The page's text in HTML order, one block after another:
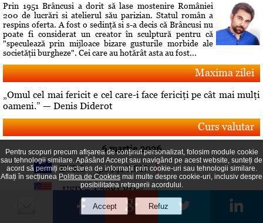
Prin 1951 Brâncusi a dorit să lase mostenire României
200 de lucrări si atelierul său parizian. Statul român a
respins oferta. A fost o sedinţă si s-a decis că Brâncusi nu
poate fi considerat un creator în sculptură pentru că
"speculează prin mijloace bizare gusturile morbide ale
societăţii burgheze". Cei care au hotărât asta au fost...
Maxima zilei
„Omul cel mai fericit e cel care-i face fericiţi pe cât mai mulţi
oameni.” — Denis Diderot
Curs valutar
6 martie 2026
EURO = 5.0941 RON
USD = 4.3981 RON
GBP = 5.8664 RON
Pentru scopuri precum afișarea de conținut personalizat, folosim module cookie
sau tehnologii similare. Apăsând Accept sau navigând pe acest website, sunteți de
acord să permiți colectarea de informații prin cookie-uri sau tehnologii similare.
Aflați în secțiunea Politica de Cookies mai multe despre cookie-uri, inclusiv despre
posibilitatea retragerii acordului.